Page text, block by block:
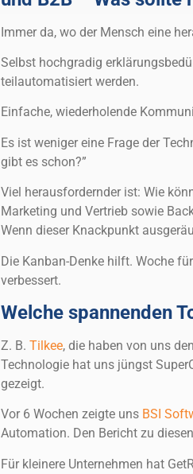
Immer da, wo der Mensch eine
Selbst hochgradig
teilautomatisiert werden.
Einfache, wiederholende
Es ist weniger eine Frage der
gibt es schon?”
Viel herausfordernder ist: Wie
Marketing und Vertrieb sowie
Wenn dieser Knackpunkt
Die Kanban-Denke hilft. Woche
verbessert.
Welche spannenden
Z. B. Tilkee, die haben von uns den
Technologie hat uns jüngst
gezeigt.
Vor 6 Wochen zeigte uns BSI
Automation. Den Bericht zu
Für kleinere Unternehmen hat